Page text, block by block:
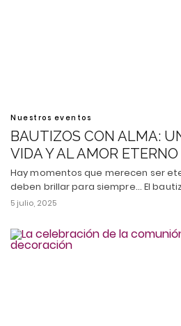
Nuestros eventos
BAUTIZOS CON ALMA:
VIDA Y AL AMOR ETERNO
Hay momentos que merecen ser
deben brillar para siempre... El
5 julio, 2025